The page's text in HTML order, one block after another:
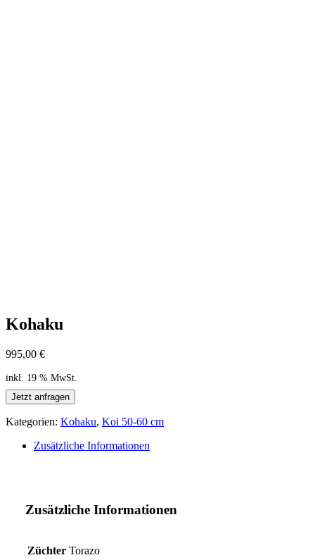
Kohaku
995,00 €
inkl. 19 % MwSt.
Jetzt anfragen
Kategorien: Kohaku, Koi 50-60 cm
Zusätzliche Informationen
Zusätzliche Informationen
Züchter Torazo